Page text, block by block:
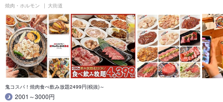
焼肉・ホルモン 大街道
鬼コスパ！焼肉食べ飲み放題2499円(税抜)～
2001～3000円